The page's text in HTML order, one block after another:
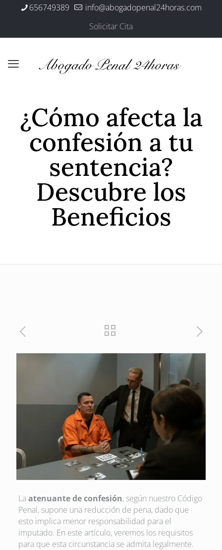
656749389
info@abogadopenal24horas.com
Solicitar Cita
¿Cómo afecta la
confesión a tu
sentencia?
Descubre los
Beneficios
La atenuante de confesión, según nuestro Código
Penal, supone una reducción de pena, dado que
esto implica menor responsabilidad para el
imputado. En este artículo, veremos los requisitos
para que esta circunstancia se admita legalmente.